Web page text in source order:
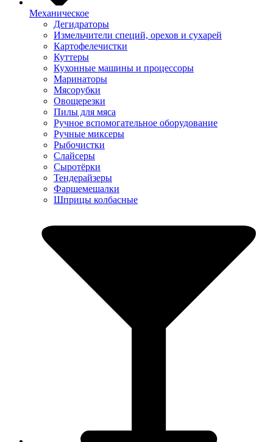
Механическое
Дегидраторы
Измельчители специй, орехов и сухарей
Картофелечистки
Куттеры
Кухонные машины и процессоры
Маринаторы
Мясорубки
Овощерезки
Пилы для мяса
Ручное вспомогательное оборудование
Ручные миксеры
Рыбочистки
Слайсеры
Сыротёрки
Тендерайзеры
Фаршемешалки
Шприцы колбасные